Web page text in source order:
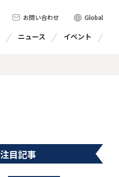
ニュース イベント
お問い合わせ Global
注目記事